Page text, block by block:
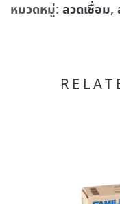
หมวดหมู่: ลวดเชื่อม,